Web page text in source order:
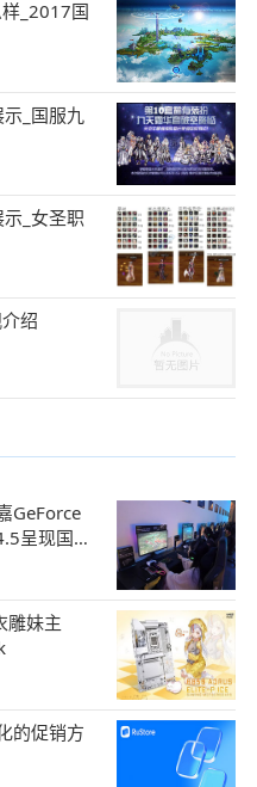
_2017国
_国服九
_女圣职
绍
GeForce
呈现国风
雕妹主
的促销方